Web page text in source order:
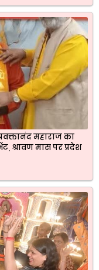
महाराज का
श्रावण मास पर प्रदेश